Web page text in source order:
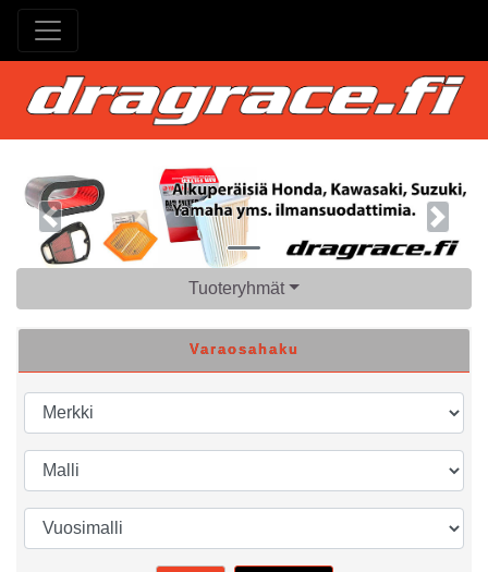
Previous Next
Tuoteryhmät
Varaosahaku